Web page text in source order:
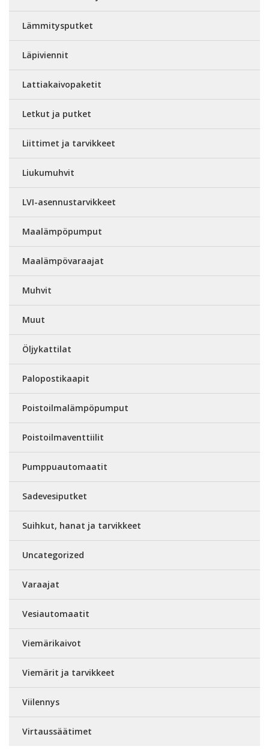
Lämmitysputket
Läpiviennit
Lattiakaivopaketit
Letkut ja putket
Liittimet ja tarvikkeet
Liukumuhvit
LVI-asennustarvikkeet
Maalämpöpumput
Maalämpövaraajat
Muhvit
Muut
Öljykattilat
Palopostikaapit
Poistoilmalämpöpumput
Poistoilmaventtiilit
Pumppuautomaatit
Sadevesiputket
Suihkut, hanat ja tarvikkeet
Uncategorized
Varaajat
Vesiautomaatit
Viemärikaivot
Viemärit ja tarvikkeet
Viilennys
Virtaussäätimet